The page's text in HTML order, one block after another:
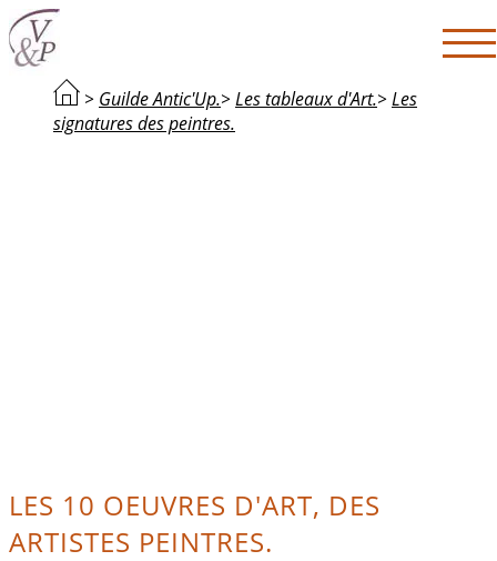
> Guilde Antic'Up.> Les tableaux d'Art.> Les
signatures des peintres.
LES 10 OEUVRES D'ART, DES
ARTISTES PEINTRES.